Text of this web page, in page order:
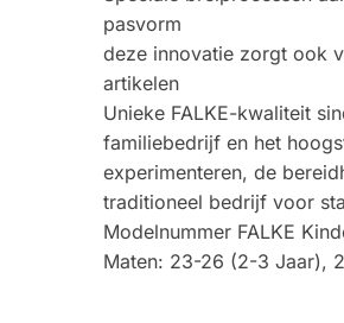
pasvorm
deze innovatie zorgt ook
artikelen
Unieke FALKE-kwaliteit
familiebedrijf en het
experimenteren, de
traditioneel bedrijf voor
Modelnummer FALKE
Maten: 23-26 (2-3 Jaar),